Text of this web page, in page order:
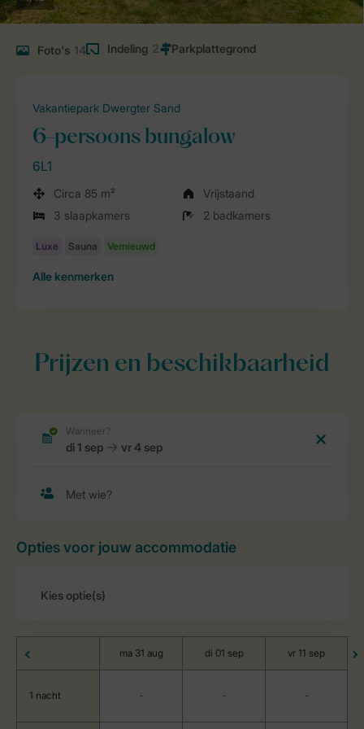
Foto's 14 Indeling 2
Vakantiepark Dwergter Sand
6-persoons bungalow
6L1
Circa 85 m²
Vrijstaand
3 slaapkamers
2 badkamers
Alle kenmerken
Prijzen en beschikbaarheid
Opties voor jouw accommodatie
ma 31 aug di 01 sep vr 11 sep
1 nacht - - -